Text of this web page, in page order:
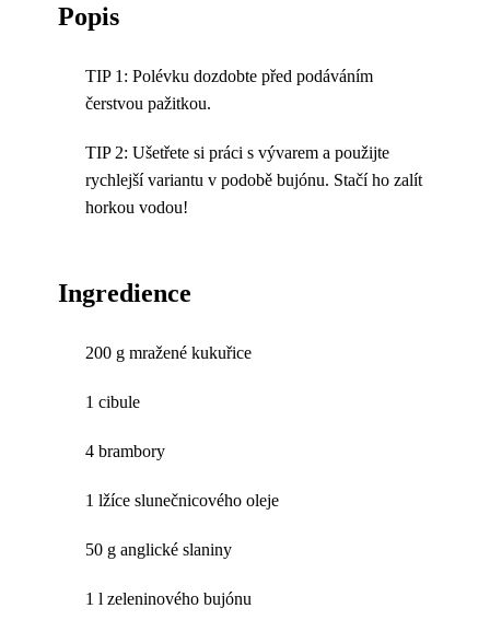
Popis
TIP 1: Polévku dozdobte před podáváním
čerstvou pažitkou.
TIP 2: Ušetřete si práci s vývarem a použijte
rychlejší variantu v podobě bujónu. Stačí ho zalít
horkou vodou!
Ingredience
200 g mražené kukuřice
1 cibule
4 brambory
1 lžíce slunečnicového oleje
50 g anglické slaniny
1 l zeleninového bujónu